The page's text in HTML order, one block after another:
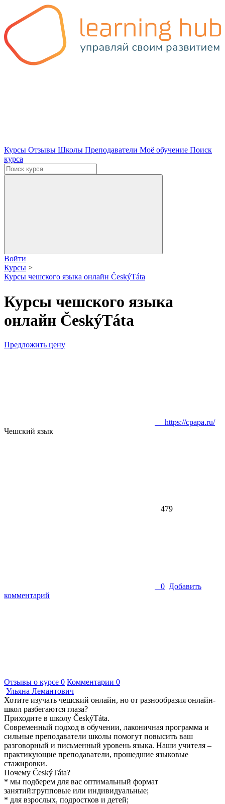
Курсы Отзывы Школы Преподаватели Моё обучение Поиск
курса
Войти
Курсы >
Курсы чешского языка онлайн ČeskýTáta
Курсы чешского языка
онлайн ČeskýTáta
Предложить цену
https://cpapa.ru/
Чешский язык
479
0 Добавить
комментарий
Отзывы о курсе 0 Комментарии 0
Ульяна Лемантович
Хотите изучать чешский онлайн, но от разнообразия онлайн-
школ разбегаются глаза?
Приходите в школу ČeskýTáta.
Современный подход в обучении, лаконичная программа и
сильные преподаватели школы помогут повысить ваш
разговорный и письменный уровень языка. Наши учителя –
практикующие преподаватели, прошедшие языковые
стажировки.
Почему ČeskýTáta?
* мы подберем для вас оптимальный формат
занятий:групповые или индивидуальные;
* для взрослых, подростков и детей;